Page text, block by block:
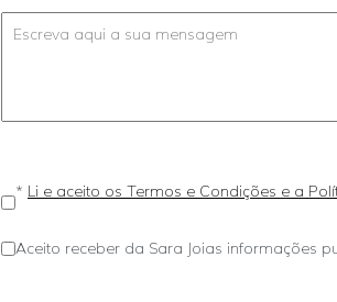
* Li e aceito os Termos e Condições e a
Aceito receber da Sara Joias informações